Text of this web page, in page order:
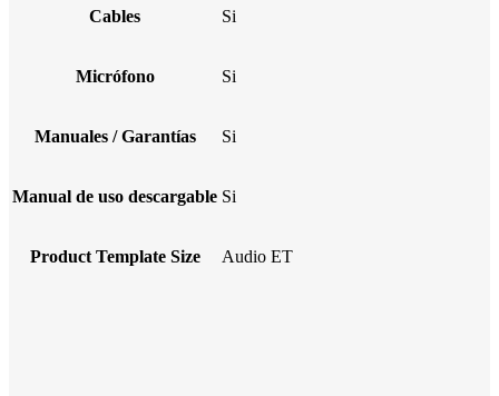
Cables Si
Micrófono Si
Manuales / Garantías Si
Manual de uso descargable Si
Product Template Size Audio ET